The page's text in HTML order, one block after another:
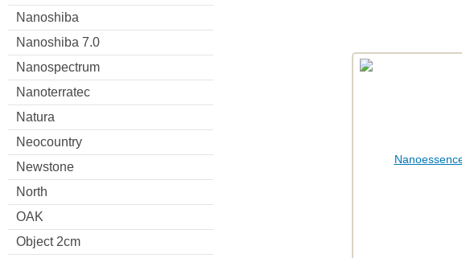
Nanoshiba
Nanoshiba 7.0
Nanospectrum
Nanoterratec
Natura
Neocountry
Newstone
North
OAK
Object 2cm